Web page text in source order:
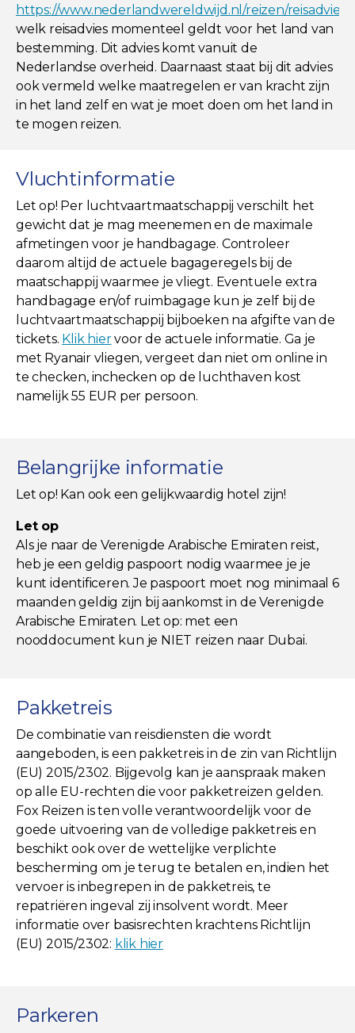
https://www.nederlandwereldwijd.nl/reizen/
welk reisadvies momenteel geldt voor het land van
bestemming. Dit advies komt vanuit de
Nederlandse overheid. Daarnaast staat bij dit advies
ook vermeld welke maatregelen er van kracht zijn
in het land zelf en wat je moet doen om het land in
te mogen reizen.
Vluchtinformatie
Let op! Per luchtvaartmaatschappij verschilt het
gewicht dat je mag meenemen en de maximale
afmetingen voor je handbagage. Controleer
daarom altijd de actuele bagageregels bij de
maatschappij waarmee je vliegt. Eventuele extra
handbagage en/of ruimbagage kun je zelf bij de
luchtvaartmaatschappij bijboeken na afgifte van de
tickets. Klik hiervoor de actuele informatie. Ga je
met Ryanair vliegen, vergeet dan niet om online in
te checken, inchecken op de luchthaven kost
namelijk 55 EUR per persoon.
Belangrijke informatie
Let op! Kan ook een gelijkwaardig hotel zijn!
Let op
Als je naar de Verenigde Arabische Emiraten reist,
heb je een geldig paspoort nodig waarmee je je
kunt identificeren. Je paspoort moet nog minimaal 6
maanden geldig zijn bij aankomst in de Verenigde
Arabische Emiraten. Let op: met een
nooddocument kun je NIET reizen naar Dubai.
Pakketreis
De combinatie van reisdiensten die wordt
aangeboden, is een pakketreis in de zin van Richtlijn
(EU) 2015/2302. Bijgevolg kan je aanspraak maken
op alle EU-rechten die voor pakketreizen gelden.
Fox Reizen is ten volle verantwoordelijk voor de
goede uitvoering van de volledige pakketreis en
beschikt ook over de wettelijke verplichte
bescherming om je terug te betalen en, indien het
vervoer is inbegrepen in de pakketreis, te
repatriëren ingeval zij insolvent wordt. Meer
informatie over basisrechten krachtens Richtlijn
(EU) 2015/2302: klik hier
Parkeren